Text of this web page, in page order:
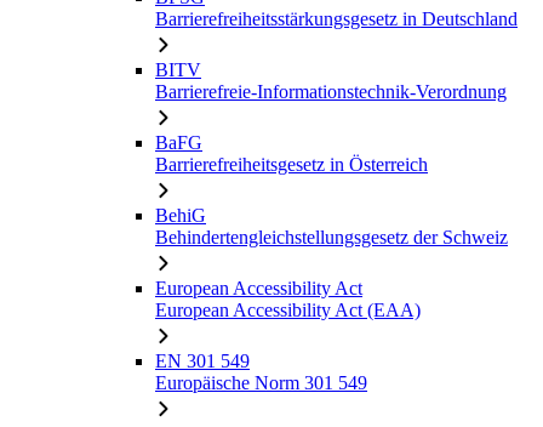
Barrierefreiheitsstärkungsgesetz in Deutschland
BITV
Barrierefreie-Informationstechnik-Verordnung
BaFG
Barrierefreiheitsgesetz in Österreich
BehiG
Behindertengleichstellungsgesetz der Schweiz
European Accessibility Act
European Accessibility Act (EAA)
EN 301 549
Europäische Norm 301 549